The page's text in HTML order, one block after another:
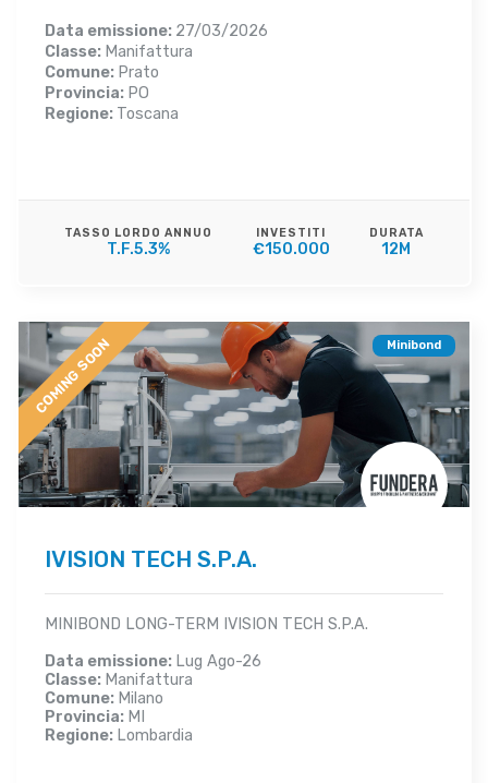
Data emissione: 27/03/2026
Classe: Manifattura
Comune: Prato
Provincia: PO
Regione: Toscana
TASSO LORDO ANNUO
T.F.5.3%
INVESTITI
€150.000
DURATA
12M
COMING SOON Minibond
IVISION TECH S.P.A.
MINIBOND LONG-TERM IVISION TECH S.P.A.
Data emissione: Lug Ago-26
Classe: Manifattura
Comune: Milano
Provincia: MI
Regione: Lombardia